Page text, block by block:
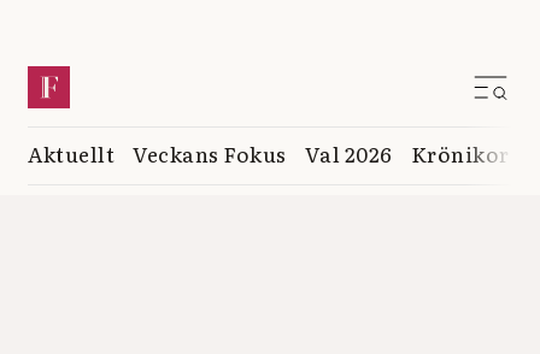
Aktuellt Veckans Fokus Val 2026 Krönikor